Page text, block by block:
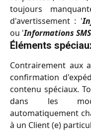
toujours
d'avertissement : '
ou 'Informations
Éléments
Contrairement aux
confirmation
contenu spéciaux.
dans les
automatiquement
à un Client (e)